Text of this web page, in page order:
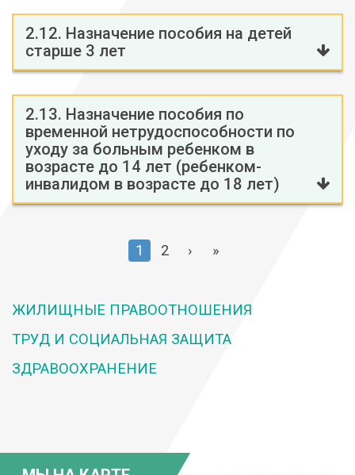
2.12. Назначение пособия на детей
старше 3 лет
2.13. Назначение пособия по
временной нетрудоспособности по
уходу за больным ребенком в
возрасте до 14 лет (ребенком-
инвалидом в возрасте до 18 лет)
1 2 › »
ЖИЛИЩНЫЕ ПРАВООТНОШЕНИЯ
ТРУД И СОЦИАЛЬНАЯ ЗАЩИТА
ЗДРАВООХРАНЕНИЕ